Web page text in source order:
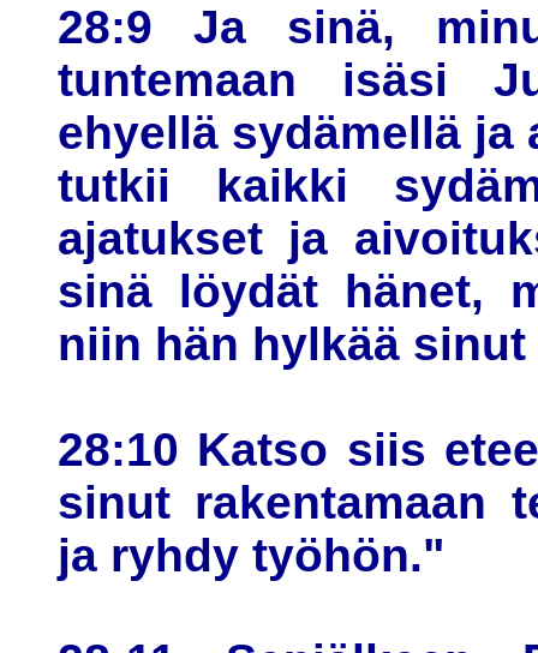
28:9 Ja sinä,
tuntemaan isäsi
ehyellä sydämellä
tutkii kaikki
ajatukset ja
sinä löydät hänet,
niin hän hylkää
28:10 Katso siis
sinut rakentamaan
ja ryhdy työhön."